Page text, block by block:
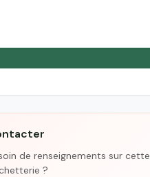
de renseignements sur cette
?